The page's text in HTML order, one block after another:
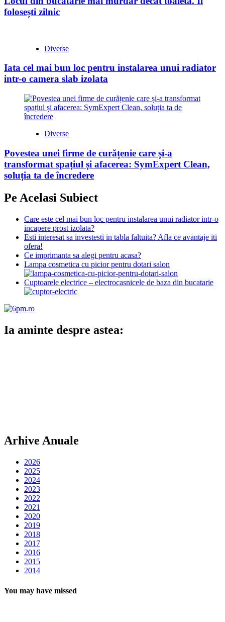
folosești zilnic
Diverse
Iata cel mai bun loc pentru instalarea unui radiator
intr-o camera slab izolata
Diverse
Povestea unei firme de curățenie care și-a
transformat spațiul și afacerea: SymExpert Clean,
soluția ta de încredere
Pe Acelasi Subiect
Care este cel mai bun loc pentru instalarea unui radiator intr-o
incapere prost izolata?
Esti interesat sa investesti in tabla faltuita? Afla ce avantaje iti
ofera!
Ce imprimanta sa alegi pentru acasa?
Lampa cosmetica cu picior pentru dotari salon
Cuptoarele electrice – electrocasnicele de baza din bucatarie
Ia aminte despre astea:
Arhive Anuale
2026
2025
2024
2023
2022
2021
2020
2019
2018
2017
2016
2015
2014
You may have missed